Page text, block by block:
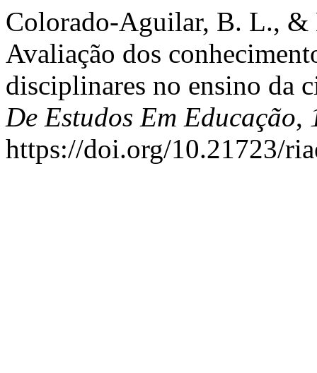
Colorado-Aguilar, B. L., &
Avaliação dos
disciplinares no ensino da
De Estudos Em Educação,
https://doi.org/10.21723/